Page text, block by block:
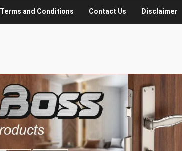
Terms and Conditions Contact Us Disclaimer